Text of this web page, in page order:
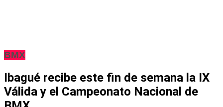
BMX
Ibagué recibe este fin de semana la IX
Válida y el Campeonato Nacional de